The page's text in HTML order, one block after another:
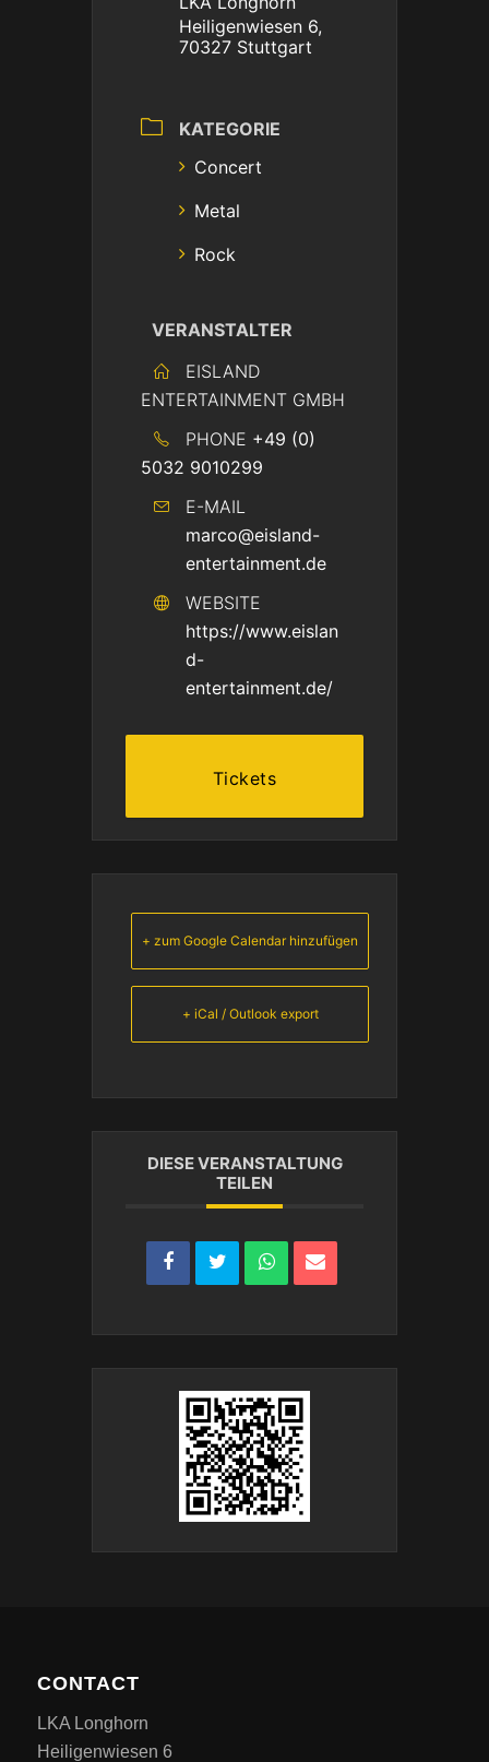
Heiligenwiesen 6,
70327 Stuttgart
KATEGORIE
Concert
Metal
Rock
VERANSTALTER
EISLAND
ENTERTAINMENT GMBH
PHONE +49 (0)
5032 9010299
E-MAIL
marco@eisland-
entertainment.de
WEBSITE
https://www.eislan
d-
entertainment.de/
Tickets
+ zum Google Calendar hinzufügen
+ iCal / Outlook export
DIESE VERANSTALTUNG
TEILEN
CONTACT
LKA Longhorn
Heiligenwiesen 6